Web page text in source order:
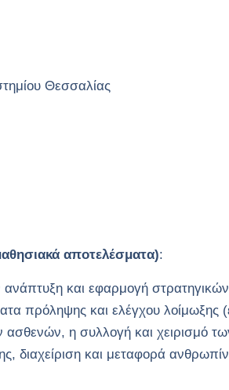
Θεσσαλίας
αποτελέσματα):
και εφαρμογή
πρόληψης και ελέγχου
η συλλογή και χειρισμό
διαχείριση και μεταφορά